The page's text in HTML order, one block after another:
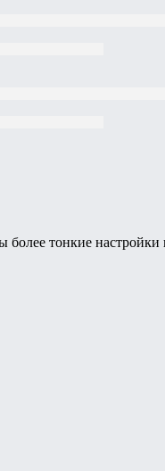
тонкие